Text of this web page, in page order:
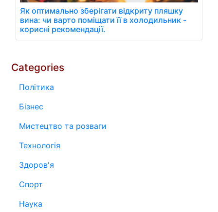
Як оптимально зберігати відкриту пляшку
вина: чи варто поміщати її в холодильник -
корисні рекомендації.
Categories
Політика
Бізнес
Мистецтво та розваги
Технологія
Здоров'я
Спорт
Наука